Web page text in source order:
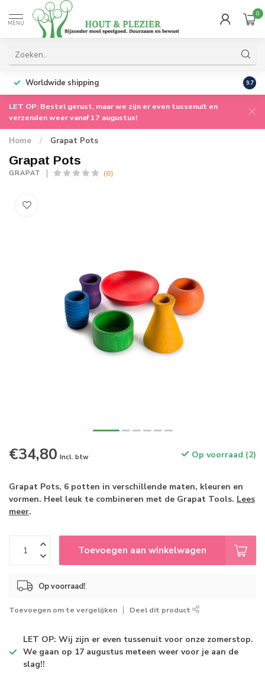
MENU
0
Worldwide shipping 9.7
LET OP: Bestel gerust, maar we zijn er even tussenuit en
verzenden weer vanaf 17 augustus!
Home / Grapat Pots
Grapat Pots
GRAPAT (0)
€34,80 Incl. btw Op voorraad (2)
Grapat Pots, 6 potten in verschillende maten, kleuren en
vormen. Heel leuk te combineren met de Grapat Tools. Lees
meer.
Toevoegen aan winkelwagen
Op voorraad!
Toevoegen om te vergelijken Deel dit product
LET OP: Wij zijn er even tussenuit voor onze zomerstop.
We gaan op 17 augustus meteen weer voor je aan de
slag!!